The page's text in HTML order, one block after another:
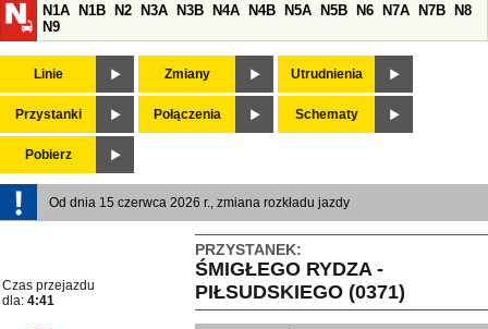
N1A
N1B N2 N3A N3B N4A N4B N5A N5B N6 N7A N7B
N8
N9
Linie Zmiany Utrudnienia
Przystanki Połączenia Schematy
Pobierz
Od dnia 15 czerwca 2026 r., zmiana rozkładu jazdy
PRZYSTANEK:
ŚMIGŁEGO RYDZA -
PIŁSUDSKIEGO (0371)
Czas przejazdu
dla: 4:41